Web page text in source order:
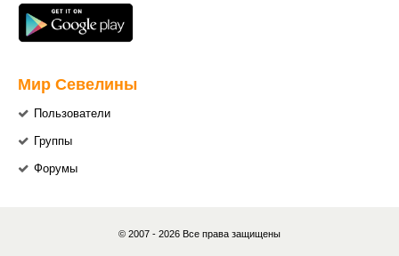
Мир Севелины
Пользователи
Группы
Форумы
© 2007 - 2026 Все права защищены